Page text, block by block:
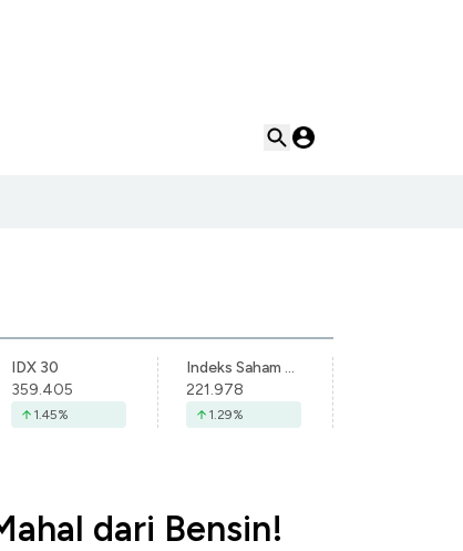
IDX 30
359.405
1.45%
Indeks Saham Syariah Indonesia
221.978
1.29%
dari Bensin!